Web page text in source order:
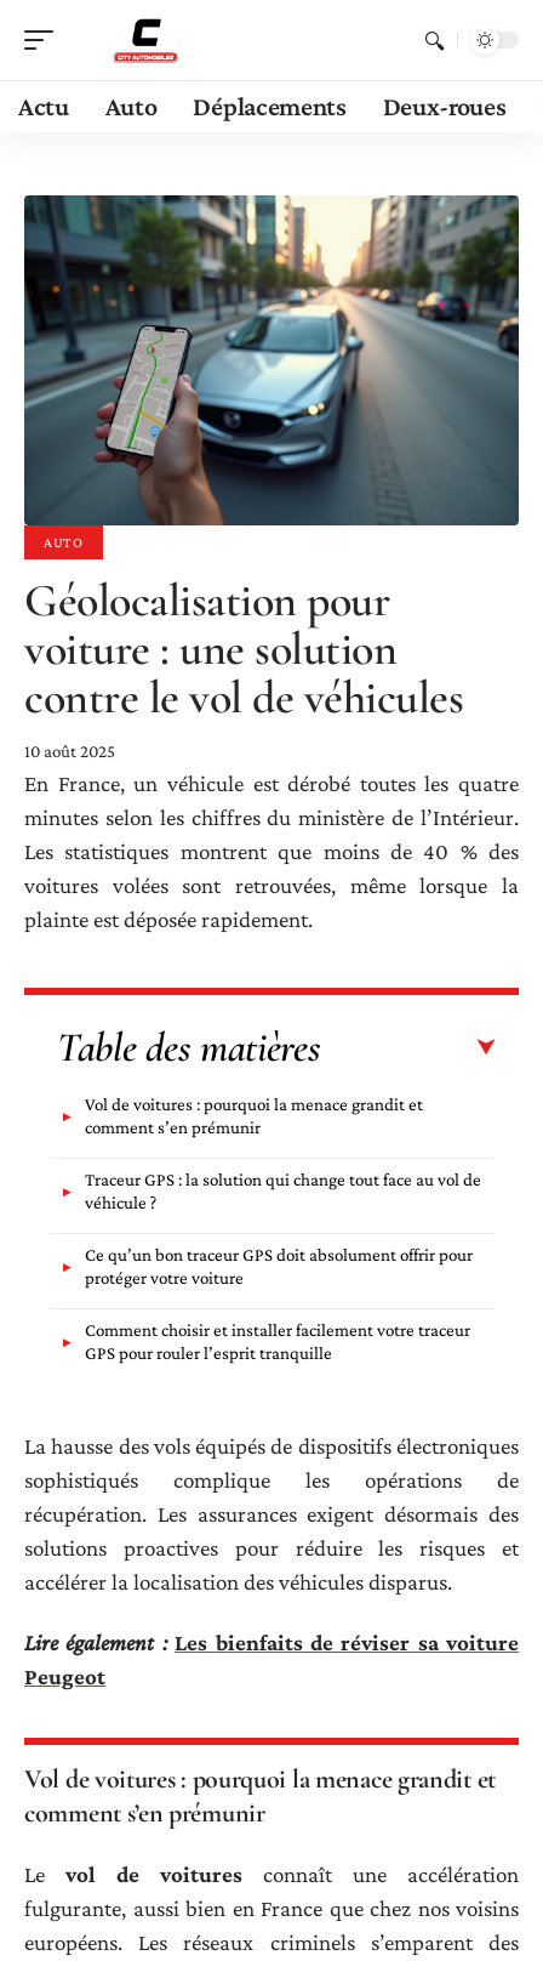
Actu Auto Déplacements Deux-roues
AUTO
Géolocalisation pour
voiture : une solution
contre le vol de véhicules
10 août 2025
En France, un véhicule est dérobé toutes les quatre
minutes selon les chiffres du ministère de l’Intérieur.
Les statistiques montrent que moins de 40 % des
voitures volées sont retrouvées, même lorsque la
plainte est déposée rapidement.
Table des matières
Vol de voitures : pourquoi la menace grandit et
comment s’en prémunir
Traceur GPS : la solution qui change tout face au vol de
véhicule ?
Ce qu’un bon traceur GPS doit absolument offrir pour
protéger votre voiture
Comment choisir et installer facilement votre traceur
GPS pour rouler l’esprit tranquille
La hausse des vols équipés de dispositifs électroniques
sophistiqués complique les opérations de
récupération. Les assurances exigent désormais des
solutions proactives pour réduire les risques et
accélérer la localisation des véhicules disparus.
Lire également : Les bienfaits de réviser sa voiture
Peugeot
Vol de voitures : pourquoi la menace grandit et
comment s’en prémunir
Le vol de voitures connaît une accélération
fulgurante, aussi bien en France que chez nos voisins
européens. Les réseaux criminels s’emparent des